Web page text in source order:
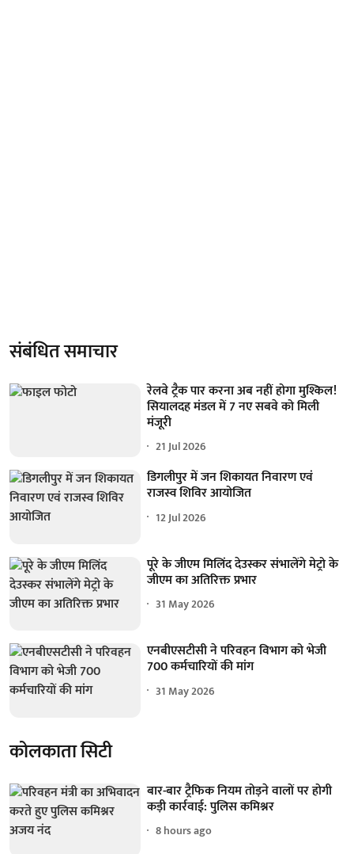
संबंधित समाचार
रेलवे ट्रैक पार करना अब नहीं होगा मुश्किल!
सियालदह मंडल में 7 नए सबवे को मिली
मंजूरी
21 Jul 2026
डिगलीपुर में जन शिकायत निवारण एवं
राजस्व शिविर आयोजित
12 Jul 2026
पूरे के जीएम मिलिंद देउस्कर संभालेंगे मेट्रो के
जीएम का अतिरिक्त प्रभार
31 May 2026
एनबीएसटीसी ने परिवहन विभाग को भेजी
700 कर्मचारियों की मांग
31 May 2026
कोलकाता सिटी
बार-बार ट्रैफिक नियम तोड़ने वालों पर होगी
कड़ी कार्रवाई: पुलिस कमिश्नर
8 hours ago